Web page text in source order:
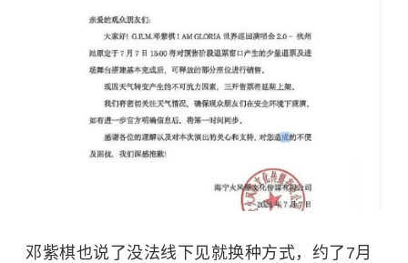
邓紫棋也说了没法线下见就换种方式，约了7月